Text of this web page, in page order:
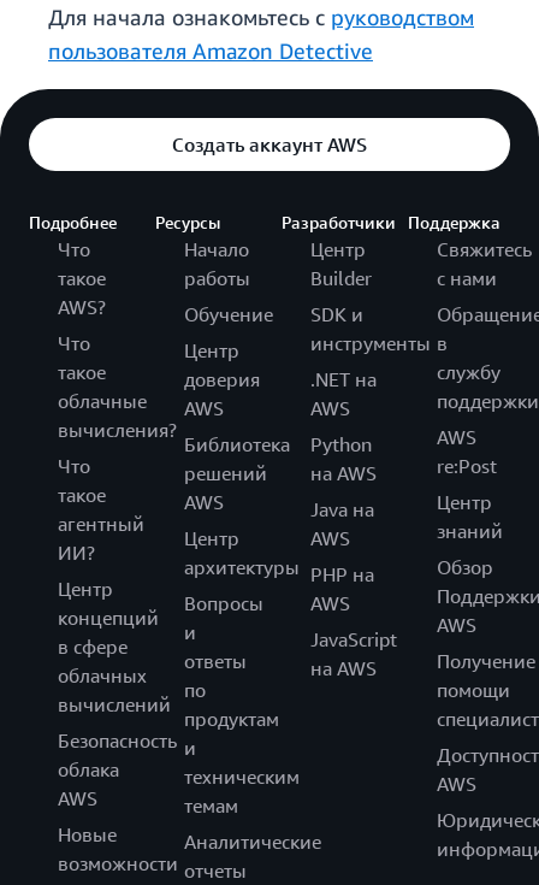
Для начала ознакомьтесь с руководством
пользователя Amazon Detective
Создать аккаунт AWS
Подробнее
Что
такое
AWS?
Что
такое
облачные
вычисления?
Что
такое
агентный
ИИ?
Центр
концепций
в сфере
облачных
вычислений
Безопасность
облака
AWS
Новые
возможности
Ресурсы
Начало
работы
Обучение
Центр
доверия
AWS
Библиотека
решений
AWS
Центр
архитектуры
Вопросы
и
ответы
по
продуктам
и
техническим
темам
Аналитические
отчеты
Разработчики
Центр
Builder
SDK и
инструменты
.NET на
AWS
Python
на AWS
Java на
AWS
PHP на
AWS
JavaScript
на AWS
Поддержка
Свяжитесь
с нами
в
службу
поддержки
AWS
re:Post
Центр
знаний
Обзор
AWS
Получение
помощи
AWS